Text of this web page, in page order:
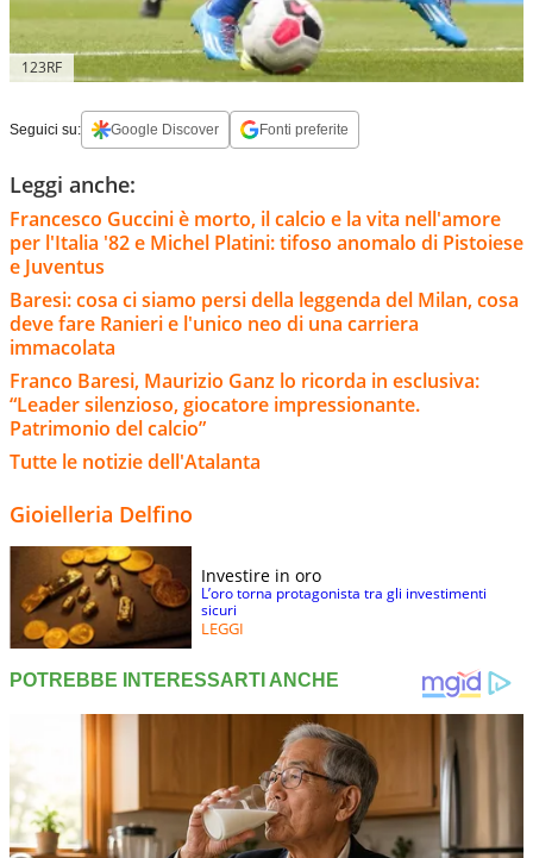
123RF
Seguici su: Google Discover Fonti preferite
Leggi anche:
Francesco Guccini è morto, il calcio e la vita nell'amore
per l'Italia '82 e Michel Platini: tifoso anomalo di Pistoiese
e Juventus
Baresi: cosa ci siamo persi della leggenda del Milan, cosa
deve fare Ranieri e l'unico neo di una carriera
immacolata
Franco Baresi, Maurizio Ganz lo ricorda in esclusiva:
“Leader silenzioso, giocatore impressionante.
Patrimonio del calcio”
Tutte le notizie dell'Atalanta
Gioielleria Delfino
Investire in oro
L’oro torna protagonista tra gli investimenti
sicuri
LEGGI